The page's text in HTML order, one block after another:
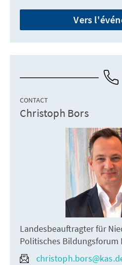
Vers
CONTACT
Christoph Bors
Landesbeauftragter für
Politisches Bildungsforum